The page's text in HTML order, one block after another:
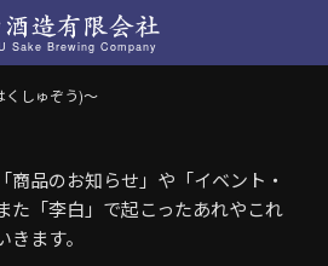
Sake Brewing Company
くしゅぞう)〜
商品のお知らせ」や「イベント・
た「李白」で起こったあれやこれ
ます。